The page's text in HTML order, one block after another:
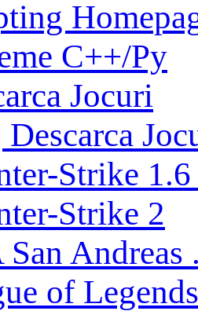
C++/Py
Jocuri
Strike 1.6
Strike 2
Andreas
of Legends